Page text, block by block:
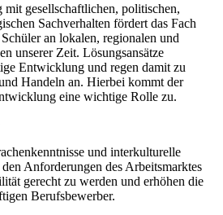
mit gesellschaftlichen, politischen,
Sachverhalten fördert das Fach
an lokalen, regionalen und
unserer Zeit. Lösungsansätze
Entwicklung und regen damit zu
Handeln an. Hierbei kommt der
eine wichtige Rolle zu.
und interkulturelle
Anforderungen des Arbeitsmarktes
gerecht zu werden und erhöhen die
Berufsbewerber.